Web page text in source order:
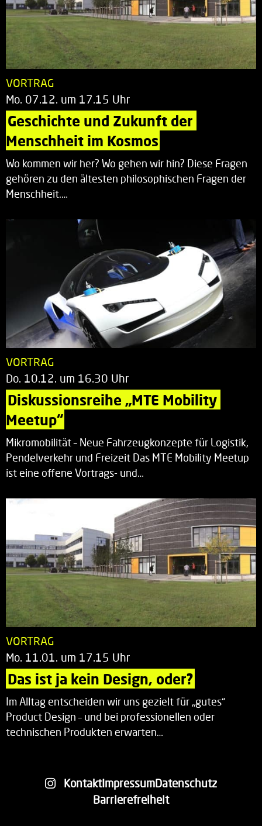
VORTRAG
Mo. 07.12. um 17.15 Uhr
Geschichte und Zukunft der
Menschheit im Kosmos
Wo kommen wir her? Wo gehen wir hin? Diese Fragen
gehören zu den ältesten philosophischen Fragen der
Menschheit.…
VORTRAG
Do. 10.12. um 16.30 Uhr
Diskussionsreihe „MTE Mobility
Meetup“
Mikromobilität – Neue Fahrzeugkonzepte für Logistik,
Pendelverkehr und Freizeit Das MTE Mobility Meetup
ist eine offene Vortrags- und…
VORTRAG
Mo. 11.01. um 17.15 Uhr
Das ist ja kein Design, oder?
Im Alltag entscheiden wir uns gezielt für „gutes“
Product Design – und bei professionellen oder
technischen Produkten erwarten…
KontaktImpressumDatenschutz
Barrierefreiheit